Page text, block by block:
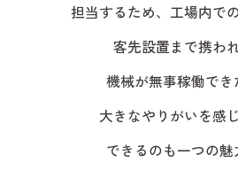
担当するため、工場内で
客先設置まで携わ
機械が無事稼働でき
大きなやりがいを感
できるのも一つの魅